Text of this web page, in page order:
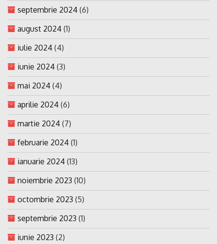
septembrie 2024 (6)
august 2024 (1)
iulie 2024 (4)
iunie 2024 (3)
mai 2024 (4)
aprilie 2024 (6)
martie 2024 (7)
februarie 2024 (1)
ianuarie 2024 (13)
noiembrie 2023 (10)
octombrie 2023 (5)
septembrie 2023 (1)
iunie 2023 (2)